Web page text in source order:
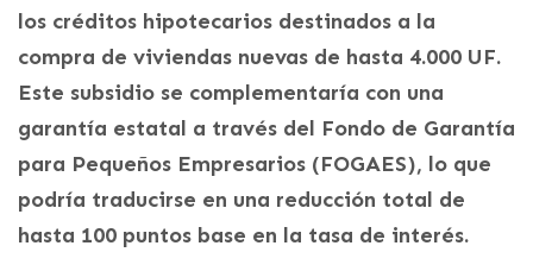
los créditos hipotecarios destinados a la
compra de viviendas nuevas de hasta 4.000 UF.
Este subsidio se complementaría con una
garantía estatal a través del Fondo de Garantía
para Pequeños Empresarios (FOGAES), lo que
podría traducirse en una reducción total de
hasta 100 puntos base en la tasa de interés.